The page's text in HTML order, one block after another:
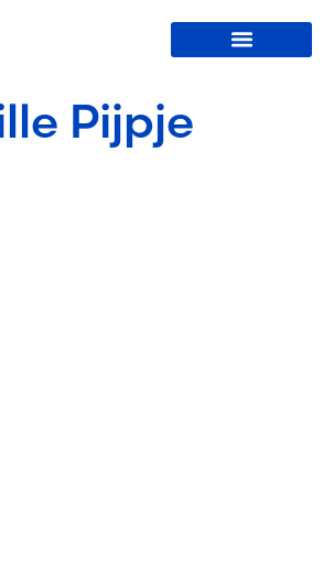
Pijpje